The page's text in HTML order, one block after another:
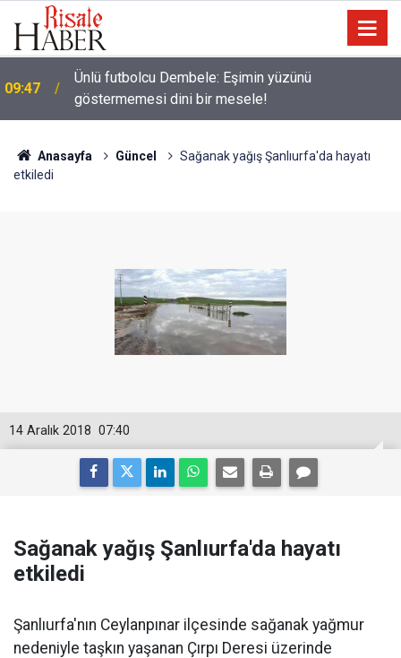
09:47
Ünlü futbolcu Dembele: Eşimin yüzünü
göstermemesi dini bir mesele!
Anasayfa Güncel
Sağanak yağış Şanlıurfa'da hayatı
etkiledi
07:40
14 Aralık 2018
Sağanak yağış Şanlıurfa'da hayatı
etkiledi
Şanlıurfa'nın Ceylanpınar ilçesinde sağanak yağmur
nedeniyle taşkın yaşanan Çırpı Deresi üzerinde